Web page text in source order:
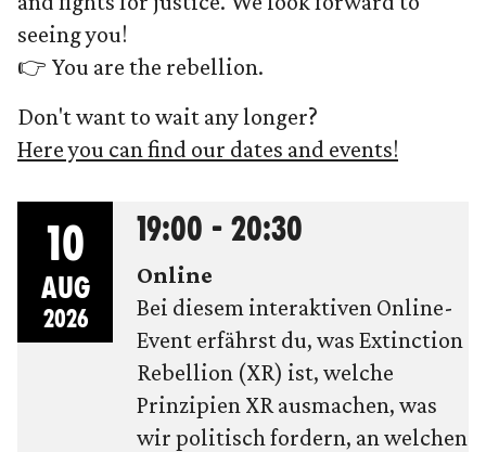
seeing you!
👉 You are the rebellion.
Don't want to wait any longer?
Here you can find our dates and events!
10
AUG
2026
19:00 - 20:30
Online
Bei diesem interaktiven Online-
Event erfährst du, was Extinction
Rebellion (XR) ist, welche
Prinzipien XR ausmachen, was
wir politisch fordern, an welchen